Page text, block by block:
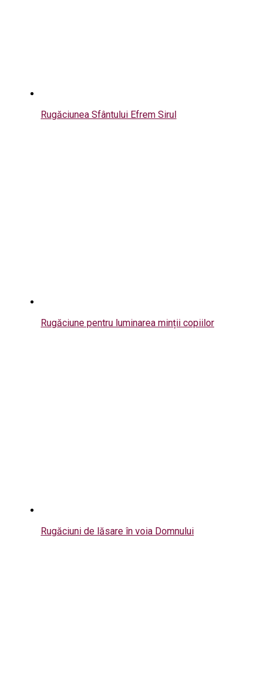
Rugăciunea Sfântului Efrem Sirul
Rugăciune pentru luminarea minții copiilor
Rugăciuni de lăsare în voia Domnului